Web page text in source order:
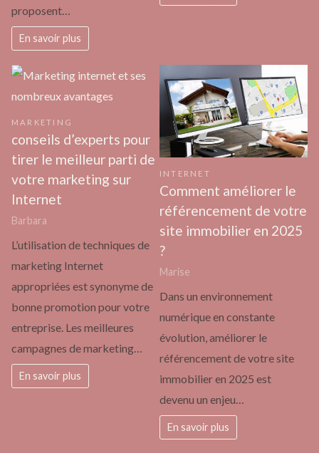
proposent…
En savoir plus
MARKETING
conseils d’experts pour
tirer le meilleur parti de
votre marketing sur
Internet
Barbara
L’utilisation de techniques de
marketing Internet
appropriées est synonyme de
bonne promotion pour votre
entreprise. Les meilleures
campagnes de marketing…
En savoir plus
INTERNET
Comment améliorer le
référencement de votre
site immobilier en 2025
?
Marise
Dans un environnement
numérique en constante
évolution, améliorer le
référencement de votre site
immobilier en 2025 est
devenu un enjeu…
En savoir plus